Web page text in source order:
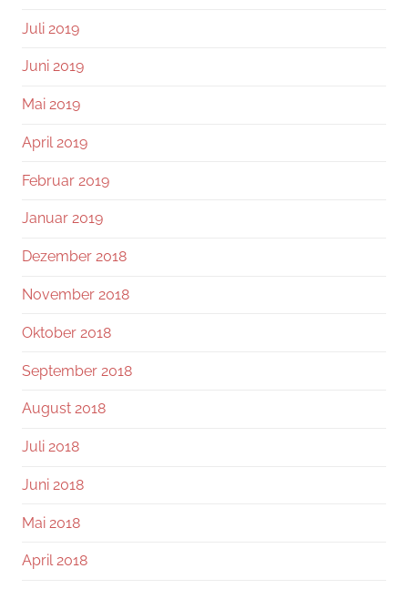
Juli 2019
Juni 2019
Mai 2019
April 2019
Februar 2019
Januar 2019
Dezember 2018
November 2018
Oktober 2018
September 2018
August 2018
Juli 2018
Juni 2018
Mai 2018
April 2018